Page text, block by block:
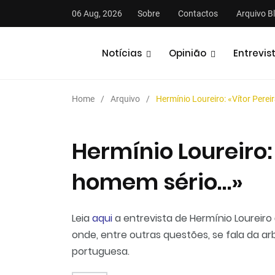
06 Aug, 2026 Sobre Contactos Arquivo
Notícias Opinião
Home Arquivo Hermínio Loureiro: «Vítor
Hermínio
homem sério…»
Leiaaquia entrevista de Hermínio Loureiro
onde, entre outras questões, se fala da
portuguesa.
Análises Podcasts